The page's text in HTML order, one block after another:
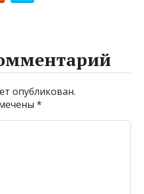
опубликован.
*